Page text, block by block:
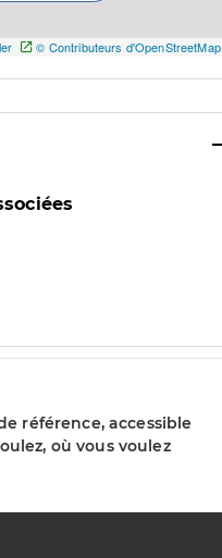
© Contributeurs d'OpenStreetMap
référence, accessible
où vous voulez